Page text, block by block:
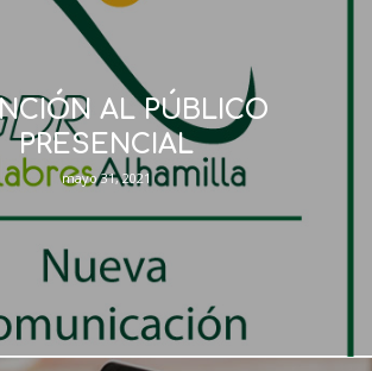
AL PÚBLICO
PRESENCIAL
mayo 31, 2021